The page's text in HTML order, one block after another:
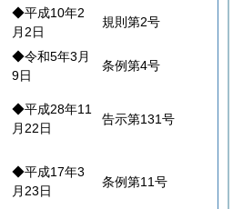
◆平成10年2
月2日
規則第2号
◆令和5年3月
9日
条例第4号
◆平成28年11
月22日
告示第131号
◆平成17年3
月23日
条例第11号